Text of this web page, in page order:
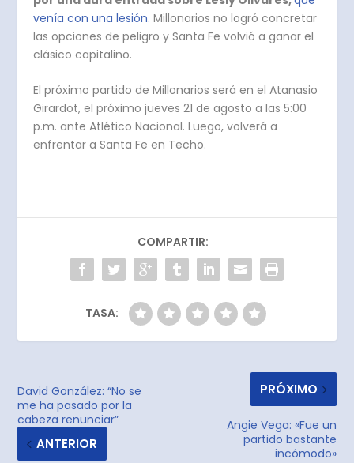
venía con una lesión. Millonarios no logró concretar
las opciones de peligro y Santa Fe volvió a ganar el
clásico capitalino.
El próximo partido de Millonarios será en el Atanasio
Girardot, el próximo jueves 21 de agosto a las 5:00
p.m. ante Atlético Nacional. Luego, volverá a
enfrentar a Santa Fe en Techo.
COMPARTIR:
TASA:
David González: “No se
me ha pasado por la
cabeza renunciar”
ANTERIOR
PRÓXIMO
Angie Vega: «Fue un
partido bastante
incómodo»